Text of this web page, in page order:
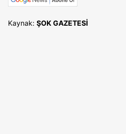
Kaynak: ŞOK GAZETESİ